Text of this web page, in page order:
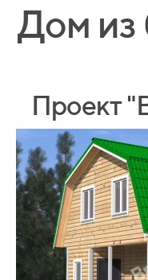
Дом из
Проект